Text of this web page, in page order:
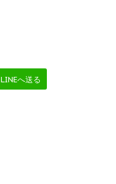
LINEへ送る